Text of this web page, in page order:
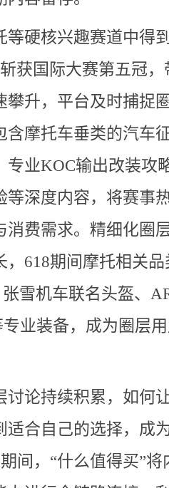
等硬核兴趣赛道中得
获国际大赛第五冠，
攀升，平台及时捕捉
含摩托车垂类的汽车
专业KOC输出改装攻
等深度内容，将赛事
消费需求。精细化圈
，618期间摩托相关
张雪机车联名头盔、
业装备，成为圈层
讨论持续积累，如何
适合自己的选择，成
间，“什么值得买”将